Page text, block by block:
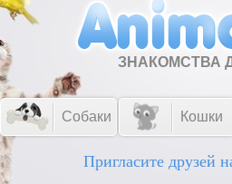
ЗНАКОМСТВА
Собаки Кошки
Пригласите друзей